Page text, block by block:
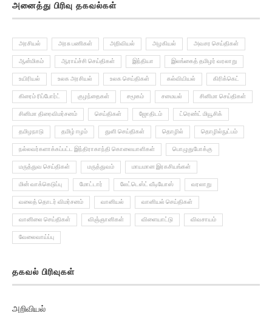
ஆன்மிகம் ஆராய்ச்சி செய்திகள் இந்தியா இலங்கைத் தமிழர் வரலாறு
உயிரியல் உலக அரசியல் உலக செய்திகள் கல்வியியல் கிரிக்கெட்
கிரைம் ரிப்போர்ட் குழந்தைகள் சமூகம் சமையல் சினிமா செய்திகள்
சினிமா திரைவிமர்சனம் செய்திகள் ஜோதிடம் ட்ரெண்ட் மியூசிக்
தமிழநாடு தமிழ் ஈழம் துளி செய்திகள் தொழில் தொழில்நுட்பம்
நல்லவர்களாக்கப்பட்ட இந்திராகாந்தி கொலையாளிகள் பொழுதுபோக்கு
மருத்துவ செய்திகள் மருத்துவம் மாயமான இரகசியங்கள்
மின் வாக்கெடுப்பு மோட்டார் லேட்டெஸ்ட் வீடியோஸ் வரலாறு
வலைத் தொடர் விமர்சனம் வானியல் வானியல் செய்திகள்
வானிலை செய்திகள் விஞ்ஞானிகள் விளையாட்டு விவசாயம்
வேலைவாய்ப்பு